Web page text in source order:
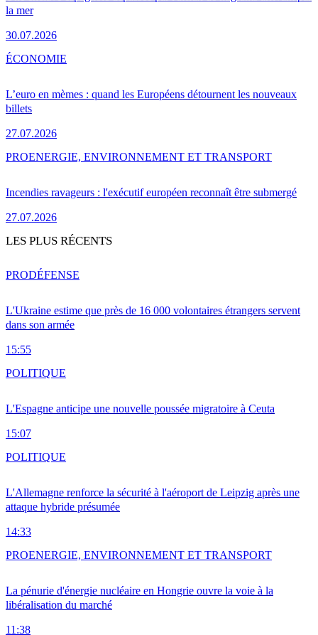
la mer
30.07.2026
L’euro en mèmes : quand les Européens détournent les nouveaux
billets
27.07.2026
ÉCONOMIE
Incendies ravageurs : l'exécutif européen reconnaît être submergé
27.07.2026
PROENERGIE, ENVIRONNEMENT ET TRANSPORT
LES PLUS RÉCENTS
L'Ukraine estime que près de 16 000 volontaires étrangers servent
dans son armée
15:55
PRODÉFENSE
L'Espagne anticipe une nouvelle poussée migratoire à Ceuta
15:07
POLITIQUE
L'Allemagne renforce la sécurité à l'aéroport de Leipzig après une
attaque hybride présumée
14:33
POLITIQUE
La pénurie d'énergie nucléaire en Hongrie ouvre la voie à la
libéralisation du marché
11:38
PROENERGIE, ENVIRONNEMENT ET TRANSPORT